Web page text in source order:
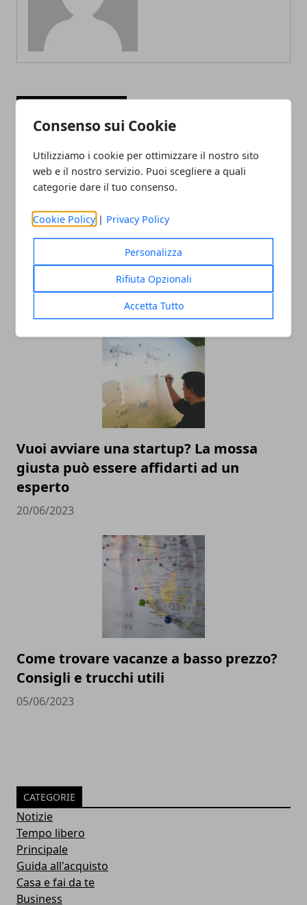
Consenso sui Cookie
Utilizziamo i cookie per ottimizzare il nostro sito
web e il nostro servizio. Puoi scegliere a quali
categorie dare il tuo consenso.
Cookie Policy | Privacy Policy
Personalizza
Rifiuta Opzionali
Accetta Tutto
Come acquistare un’auto usata in
sicurezza: i migliori consigli
Vuoi avviare una startup? La mossa
giusta può essere affidarti ad un
esperto
20/06/2023
Come trovare vacanze a basso prezzo?
Consigli e trucchi utili
05/06/2023
CATEGORIE
Notizie
Tempo libero
Principale
Guida all'acquisto
Casa e fai da te
Business